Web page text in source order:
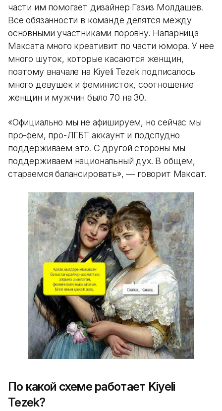
части им помогает дизайнер Газиз Молдашев.
Все обязанности в команде делятся между
основными участниками поровну. Напарница
Максата много креативит по части юмора. У нее
много шуток, которые касаются женщин,
поэтому вначале на Kiyeli Tezek подписалось
много девушек и феминисток, соотношение
женщин и мужчин было 70 на 30.
«Официально мы не афишируем, но сейчас мы
про-фем, про-ЛГБТ аккаунт и подспудно
поддерживаем это. С другой стороны мы
поддерживаем национальный дух. В общем,
стараемся балансировать», — говорит Максат.
По какой схеме работает Kiyeli
Tezek?